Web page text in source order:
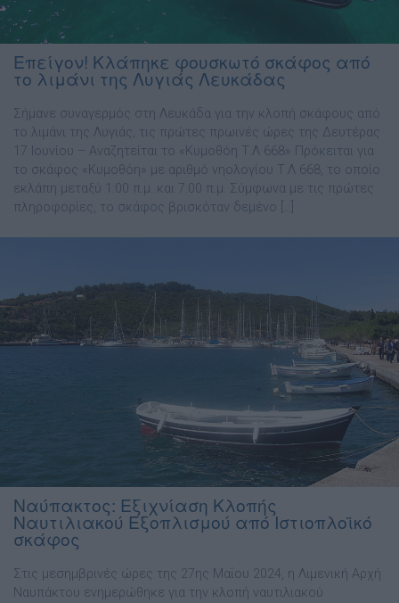
Επείγον! Κλάπηκε φουσκωτό σκάφος από
το λιμάνι της Λυγιάς Λευκάδας
Σήμανε συναγερμός στη Λευκάδα για την κλοπή σκάφους από
το λιμάνι της Λυγιάς, τις πρώτες πρωινές ώρες της Δευτέρας
17 Ιουνίου – Αναζητείται το «Κυμοθόη Τ.Λ 668» Πρόκειται για
το σκάφος «Κυμοθόη» με αριθμό νηολογίου Τ.Λ 668, το οποίο
εκλάπη μεταξύ 1:00 π.μ. και 7:00 π.μ. Σύμφωνα με τις πρώτες
πληροφορίες, το σκάφος βρισκόταν δεμένο […]
Ναύπακτος: Εξιχνίαση Κλοπής
Ναυτιλιακού Εξοπλισμού από Ιστιοπλοϊκό
σκάφος
Στις μεσημβρινές ώρες της 27ης Μαΐου 2024, η Λιμενική Αρχή
Ναυπάκτου ενημερώθηκε για την κλοπή ναυτιλιακού